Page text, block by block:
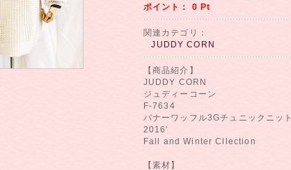
ポイント： 0 Pt
関連カテゴリ：
JUDDY CORN
【商品紹介】
JUDDY CORN
ジュディーコーン
F-7634
バナーワッフル3Gチュニックニット
2016'
Fall and Winter Cllection
【素材】